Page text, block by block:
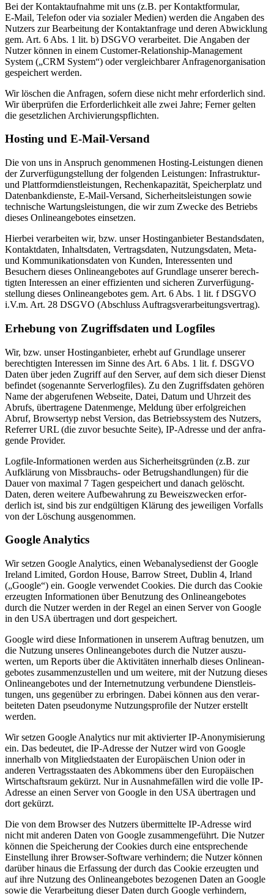
Bei der Kontakt­auf­nahme mit uns (z.B. per Kontakt­for­mular,
E‑Mail, Telefon oder via sozialer Medien) werden die Angaben des
Nutzers zur Bearbeitung der Kontakt­an­frage und deren Abwicklung
gem. Art. 6 Abs. 1 lit. b) DSGVO verar­beitet. Die Angaben der
Nutzer können in einem Customer-Relati­onship-Management
System („CRM System“) oder vergleich­barer Anfra­gen­or­ga­ni­sation
gespei­chert werden.
Wir löschen die Anfragen, sofern diese nicht mehr erfor­derlich sind.
Wir überprüfen die Erfor­der­lichkeit alle zwei Jahre; Ferner gelten
die gesetz­lichen Archi­vie­rungs­pflichten.
Hosting und E‑Mail-Versand
Die von uns in Anspruch genom­menen Hosting-Leistungen dienen
der Zurver­fü­gung­stellung der folgenden Leistungen: Infra­struktur-
und Platt­form­dienst­leis­tungen, Rechen­ka­pa­zität, Speicher­platz und
Daten­bank­dienste, E‑Mail-Versand, Sicher­heits­leis­tungen sowie
technische Wartungs­leis­tungen, die wir zum Zwecke des Betriebs
dieses Online­an­ge­botes einsetzen.
Hierbei verar­beiten wir, bzw. unser Hostin­g­an­bieter Bestands­daten,
Kontakt­daten, Inhalts­daten, Vertrags­daten, Nutzungs­daten, Meta-
und Kommu­ni­ka­ti­ons­daten von Kunden, Inter­es­senten und
Besuchern dieses Online­an­ge­botes auf Grundlage unserer berech­
tigten Inter­essen an einer effizi­enten und sicheren Zurver­fü­gung­
stellung dieses Online­an­ge­botes gem. Art. 6 Abs. 1 lit. f DSGVO
i.V.m. Art. 28 DSGVO (Abschluss Auftrags­ver­ar­bei­tungs­vertrag).
Erhebung von Zugriffs­daten und Logfiles
Wir, bzw. unser Hostin­g­an­bieter, erhebt auf Grundlage unserer
berech­tigten Inter­essen im Sinne des Art. 6 Abs. 1 lit. f. DSGVO
Daten über jeden Zugriff auf den Server, auf dem sich dieser Dienst
befindet (sogenannte Server­log­files). Zu den Zugriffs­daten gehören
Name der abgeru­fenen Webseite, Datei, Datum und Uhrzeit des
Abrufs, übertragene Daten­menge, Meldung über erfolg­reichen
Abruf, Browsertyp nebst Version, das Betriebs­system des Nutzers,
Referrer URL (die zuvor besuchte Seite), IP-Adresse und der anfra­
gende Provider.
Logfile-Infor­ma­tionen werden aus Sicher­heits­gründen (z.B. zur
Aufklärung von Missbrauchs- oder Betrugs­hand­lungen) für die
Dauer von maximal 7 Tagen gespei­chert und danach gelöscht.
Daten, deren weitere Aufbe­wahrung zu Beweis­zwecken erfor­
derlich ist, sind bis zur endgül­tigen Klärung des jewei­ligen Vorfalls
von der Löschung ausge­nommen.
Google Analytics
Wir setzen Google Analytics, einen Webana­ly­se­dienst der Google
Ireland Limited, Gordon House, Barrow Street, Dublin 4, Irland
(„Google“) ein. Google verwendet Cookies. Die durch das Cookie
erzeugten Infor­ma­tionen über Benutzung des Online­an­ge­botes
durch die Nutzer werden in der Regel an einen Server von Google
in den USA übertragen und dort gespei­chert.
Google wird diese Infor­ma­tionen in unserem Auftrag benutzen, um
die Nutzung unseres Online­an­ge­botes durch die Nutzer auszu­
werten, um Reports über die Aktivi­täten innerhalb dieses Online­an­
ge­botes zusam­men­zu­stellen und um weitere, mit der Nutzung dieses
Online­an­ge­botes und der Inter­net­nutzung verbundene Dienst­leis­
tungen, uns gegenüber zu erbringen. Dabei können aus den verar­
bei­teten Daten pseud­onyme Nutzungs­profile der Nutzer erstellt
werden.
Wir setzen Google Analytics nur mit aktivierter IP-Anony­mi­sierung
ein. Das bedeutet, die IP-Adresse der Nutzer wird von Google
innerhalb von Mitglied­staaten der Europäi­schen Union oder in
anderen Vertrags­staaten des Abkommens über den Europäi­schen
Wirtschaftsraum gekürzt. Nur in Ausnah­me­fällen wird die volle IP-
Adresse an einen Server von Google in den USA übertragen und
dort gekürzt.
Die von dem Browser des Nutzers übermit­telte IP-Adresse wird
nicht mit anderen Daten von Google zusam­men­ge­führt. Die Nutzer
können die Speicherung der Cookies durch eine entspre­chende
Einstellung ihrer Browser-Software verhindern; die Nutzer können
darüber hinaus die Erfassung der durch das Cookie erzeugten und
auf ihre Nutzung des Online­an­ge­botes bezogenen Daten an Google
sowie die Verar­beitung dieser Daten durch Google verhindern,